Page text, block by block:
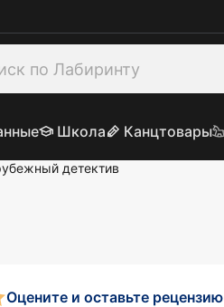
Школа Канцтовары
детектив
Оцените и оставьте рецензию